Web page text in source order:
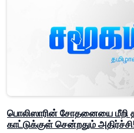
பொலிஸாரின் சோதனையை மீறி
காட்டுக்குள் சென்றதும்